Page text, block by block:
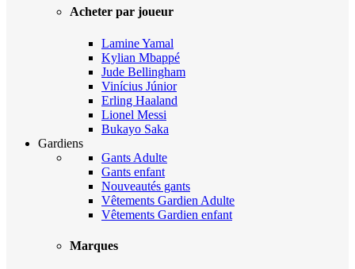
Acheter par joueur
Lamine Yamal
Kylian Mbappé
Jude Bellingham
Vinícius Júnior
Erling Haaland
Lionel Messi
Bukayo Saka
Gardiens
Gants Adulte
Gants enfant
Nouveautés gants
Vêtements Gardien Adulte
Vêtements Gardien enfant
Marques